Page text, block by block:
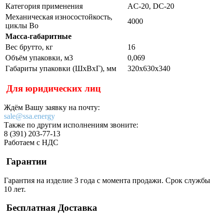
Категория применения
AC-20, DC-20
Механическая износостойкость,
циклы Во
4000
Масса-габаритные
Вес брутто, кг
16
Объём упаковки, м3
0,069
Габариты упаковки (ШхВхГ), мм
320х630х340
Для юридических лиц
Ждём Вашу заявку на почту:
sale@ssa.energy
Также по другим исполнениям звоните:
8 (391) 203-77-13
Работаем с НДС
Гарантии
Гарантия на изделие 3 года с момента продажи. Срок службы
10 лет.
Бесплатная Доставка